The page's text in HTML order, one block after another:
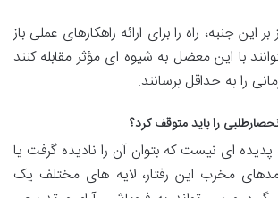
این جنبه، راه را برای ارائه راهکارهای عملی باز
با این معضل به شیوه ای مؤثر مقابله کنند
را به حداقل برسانند.
را باید متوقف کرد؟
پدیده ای نیست که بتوان آن را نادیده گرفت یا
مخرب این رفتار، لایه های مختلف یک